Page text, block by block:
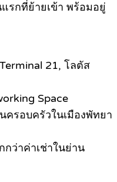
รกที่ย้ายเข้า พร้อมอยู่
21, โลตัส
Space
ครอบครัวในเมืองพัทยา
กว่าค่าเช่าในย่าน